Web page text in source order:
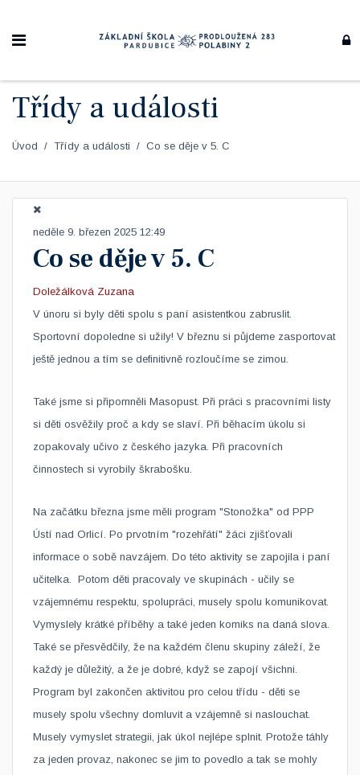
Třídy a události
Úvod Třídy a události Co se děje v 5. C
neděle 9. březen 2025 12:49
Co se děje v 5. C
Doležálková Zuzana
​V únoru si byly děti spolu s paní asistentkou zabruslit.
Sportovní dopoledne si užily! V březnu si půjdeme zasportovat
ještě jednou a tím se definitivně rozloučíme se zimou.
Také jsme si připomněli Masopust. Při práci s pracovními listy
si děti osvěžily proč a kdy se slaví. Při běhacím úkolu si
zopakovaly učivo z českého jazyka. Při pracovních
činnostech si vyrobily škrabošku.
Na začátku března jsme měli program "Stonožka" od PPP
Ústí nad Orlicí. Po prvotním "rozehřátí" žáci zjišťovali
informace o sobě navzájem. Do této aktivity se zapojila i paní
učitelka. Potom děti pracovaly ve skupinách - učily se
vzájemnému respektu, spolupráci, musely spolu komunikovat.
Vymyslely krátké příběhy a také jeden komiks na daná slova.
Také se přesvědčily, že na každém členu skupiny záleží, že
každý je důležitý, a že je dobré, když se zapojí všichni.
Program byl zakončen aktivitou pro celou třídu - děti se
musely spolu všechny domluvit a vzájemně si naslouchat.
Musely vymyslet strategii, jak úkol nejlépe splnit. Protože táhly
za jeden provaz, nakonec se jim to povedlo a tak se mohly